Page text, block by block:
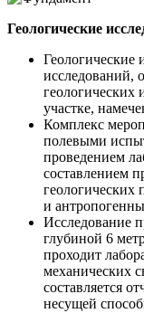
Геологические
Геологические
исследований,
геологических
участке,
Комплекс
полевыми
проведением
составлением
геологических
и
Исследование
глубиной 6
проходит
механических
составляется
несущей